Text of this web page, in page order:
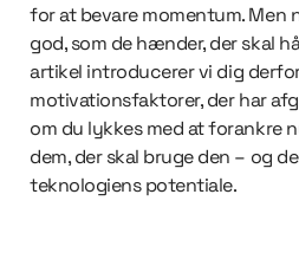
for at bevare momentum. Men
god, som de hænder, der skal
artikel introducerer vi dig
motivationsfaktorer, der har
om du lykkes med at forankre
dem, der skal bruge den – og
teknologiens potentiale.